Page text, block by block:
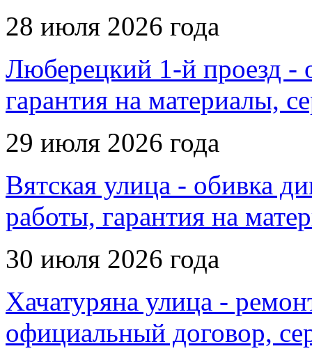
28 июля 2026 года
Люберецкий 1-й проезд -
гарантия на материалы,
29 июля 2026 года
Вятская улица - обивка
работы, гарантия на
30 июля 2026 года
Хачатуряна улица -
официальный договор,